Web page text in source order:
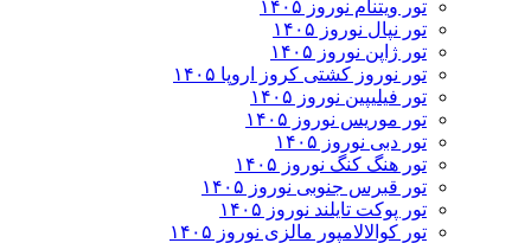
تور ویتنام نوروز ۱۴۰۵
تور نپال نوروز ۱۴۰۵
تور ژاپن نوروز ۱۴۰۵
تور نوروز کشتی کروز اروپا ۱۴۰۵
تور فیلیپین نوروز ۱۴۰۵
تور موریس نوروز ۱۴۰۵
تور دبی نوروز ۱۴۰۵
تور هنگ کنگ نوروز ۱۴۰۵
تور قبرس جنوبی نوروز ۱۴۰۵
تور پوکت تایلند نوروز ۱۴۰۵
تور کوالالامپور مالزی نوروز ۱۴۰۵